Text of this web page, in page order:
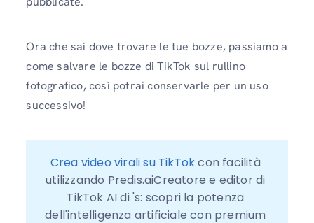
Ora che sai dove trovare le tue bozze, passiamo a
come salvare le bozze di TikTok sul rullino
fotografico, così potrai conservarle per un uso
successivo!
Crea video virali su TikTok con facilità
utilizzando Predis.aiCreatore e editor di
TikTok AI di 's: scopri la potenza
dell'intelligenza artificiale con premium